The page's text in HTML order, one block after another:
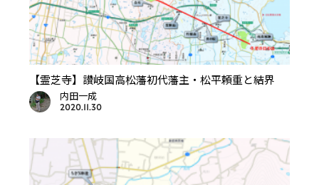
【霊芝寺】讃岐国高松藩初代藩主・松平頼重と結界
内田一成
2020.11.30